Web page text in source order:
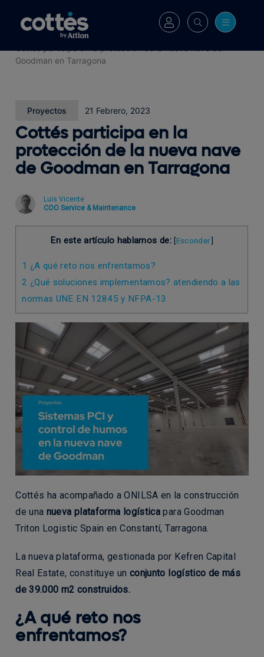
Blog
>
Goodman en Tarragona
Proyectos 21 Febrero, 2023
Cottés participa en la
protección de la nueva nave
de Goodman en Tarragona
Luis Vicente
COO Service & Maintenance
En este artículo hablamos de: [Esconder]
1 ¿A qué reto nos enfrentamos?
2 ¿Qué soluciones implementamos? atendiendo a las
normas UNE EN 12845 y NFPA-13
Cottés ha acompañado a ONILSA en la construcción
de una nueva plataforma logística para Goodman
Triton Logistic Spain en Constantí, Tarragona.
La nueva plataforma, gestionada por Kefren Capital
Real Estate, constituye un conjunto logístico de más
de 39.000 m2 construidos.
¿A qué reto nos
enfrentamos?